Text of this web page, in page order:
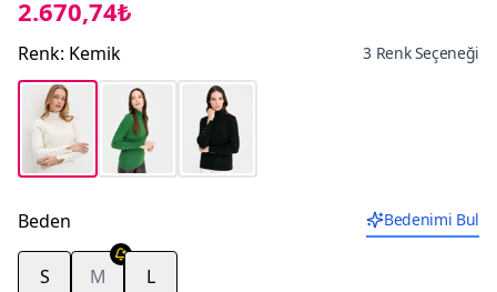
2.670,74₺
Renk: Kemik 3 Renk Seçeneği
Beden Bedenimi Bul
S M L